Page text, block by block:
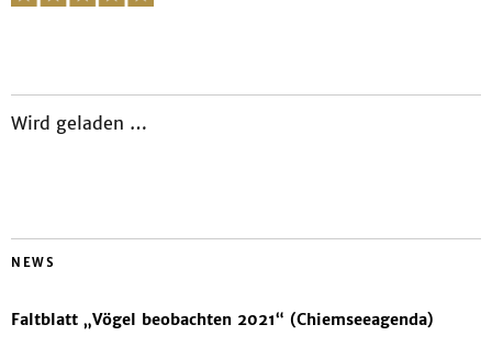
Wird geladen …
NEWS
Faltblatt „Vögel beobachten 2021“ (Chiemseeagenda)